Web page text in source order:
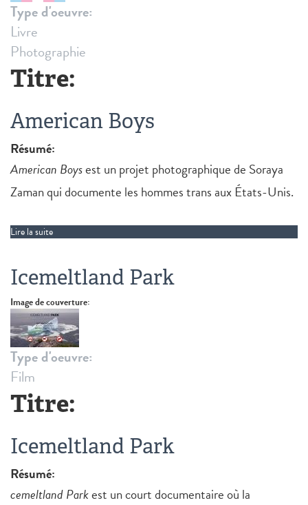
Type d'oeuvre:
Livre
Photographie
Titre:
American Boys
Résumé:
American Boysest un projet photographique de Soraya
Zaman qui documente les hommes trans aux États-Unis.
Lire la suite
Icemeltland Park
Image de couverture:
Type d'oeuvre:
Film
Titre:
Icemeltland Park
Résumé:
cemeltland Parkest un court documentaire où la